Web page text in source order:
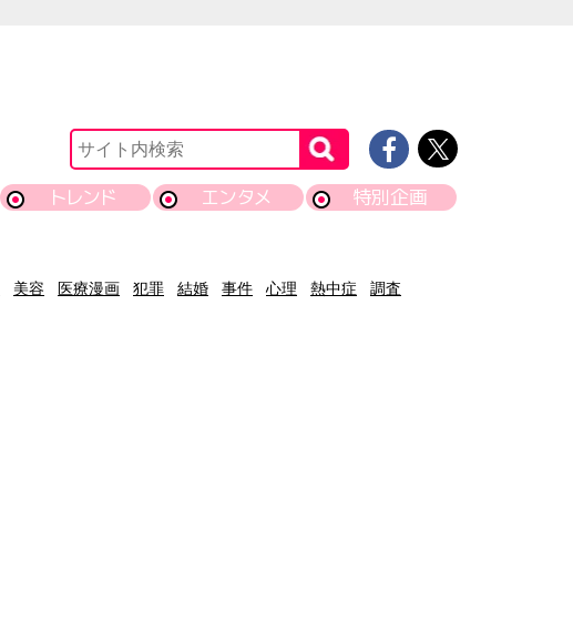
トレンド エンタメ 特別企画
美容 医療漫画 犯罪 結婚 事件 心理 熱中症
調査